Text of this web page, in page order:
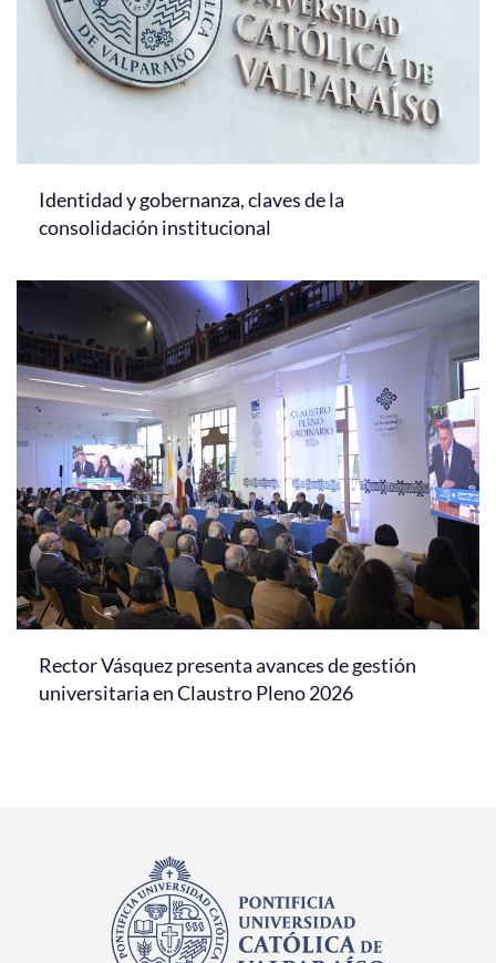
Identidad y gobernanza, claves de la
consolidación institucional
Rector Vásquez presenta avances de gestión
universitaria en Claustro Pleno 2026